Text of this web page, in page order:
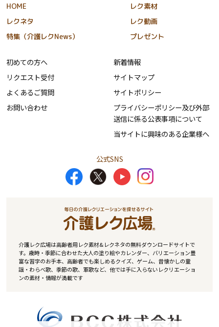
HOME
レク素材
レクネタ
レク動画
特集（介護レクNews）
プレゼント
初めての方へ
リクエスト受付
よくあるご質問
お問い合わせ
新着情報
サイトマップ
サイトポリシー
プライバシーポリシー及び外部
送信に係る公表事項について
当サイトに興味のある企業様へ
公式SNS
介護レク広場は高齢者用レク素材&レクネタの無料ダウンロードサイトで
す。歳時・季節に合わせた大人の塗り絵やカレンダー、バリエーション豊
富な習字のお手本、高齢者でも楽しめるクイズ、ゲーム、昔懐かしの童
謡・わらべ歌、季節の歌、軍歌など、他では手に入らないレクリエーショ
ンの素材・情報が満載です